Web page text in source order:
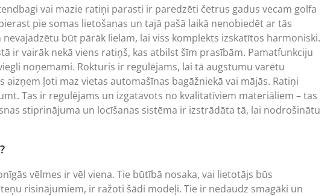
vai mazie ratiņi parasti ir paredzēti četrus gadus vecam golfa
pie somas lietošanas un tajā pašā laikā nenobiedēt ar tās
būt pārāk lielam, lai viss komplekts izskatītos harmoniski.
ir vairāk nekā viens ratiņš, kas atbilst šīm prasībām. Pamatfunkciju
noņemami. Rokturis ir regulējams, lai tā augstumu varētu
ļoti maz vietas automašīnas bagāžniekā vai mājās. Ratiņi
Tas ir regulējams un izgatavots no kvalitatīviem materiāliem – tas
stiprinājuma un locīšanas sistēma ir izstrādāta tā, lai nodrošinātu
vēlmes ir vēl viena. Tie būtībā nosaka, vai lietotājs būs
risinājumiem, ir ražoti šādi modeļi. Tie ir nedaudz smagāki un